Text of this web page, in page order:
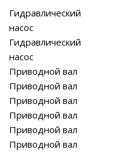
Гидравлический
насос
Гидравлический
насос
Приводной вал
Приводной вал
Приводной вал
Приводной вал
Приводной вал
Приводной вал